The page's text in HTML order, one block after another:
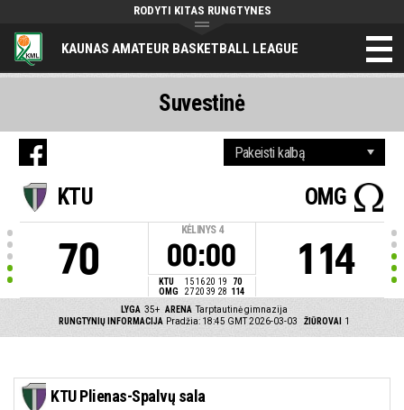
KAUNAS AMATEUR BASKETBALL LEAGUE
RODYTI KITAS RUNGTYNES
KTU
70
KĖLINYS 4
00:00
KTU 15 16 20 19
70
OMG
27 20 39 28 114
OMG
114
LYGA 35+ ARENA Tarptautinė gimnazija
RUNGTYNIŲ INFORMACIJA Pradžia: 18:45 GMT 2026-03-03 ŽIŪROVAI 1
Suvestinė
KTU Plienas-Spalvų sala